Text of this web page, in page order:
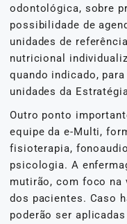
odontológica, sobre
possibilidade de
unidades de
nutricional
quando indicado,
unidades da
Outro ponto
equipe da e-Multi,
fisioterapia,
psicologia. A
mutirão, com foco na
dos pacientes. Caso
poderão ser